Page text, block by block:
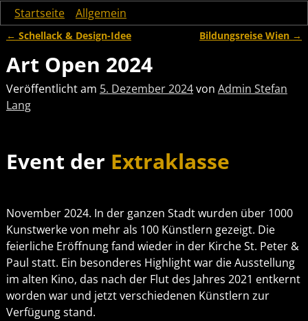
Startseite Allgemein
← Schellack & Design-Idee Bildungsreise Wien →
Art Open 2024
Veröffentlicht am 5. Dezember 2024von Admin Stefan
Lang
Event der Extraklasse
November 2024. In der ganzen Stadt wurden über 1000
Kunstwerke von mehr als 100 Künstlern gezeigt. Die
feierliche Eröffnung fand wieder in der Kirche St. Peter &
Paul statt. Ein besonderes Highlight war die Ausstellung
im alten Kino, das nach der Flut des Jahres 2021 entkernt
worden war und jetzt verschiedenen Künstlern zur
Verfügung stand.